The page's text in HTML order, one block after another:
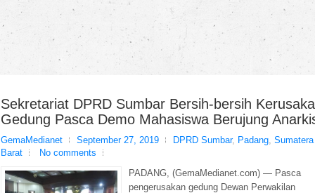
Sekretariat DPRD Sumbar Bersih-bersih
Gedung Pasca Demo Mahasiswa Berujung
GemaMedianet September 27, 2019 DPRD Sumbar, Padang, Sumatera
Barat
No comments
PADANG, (GemaMedianet.com) — Pasca
pengerusakan gedung Dewan Perwakilan